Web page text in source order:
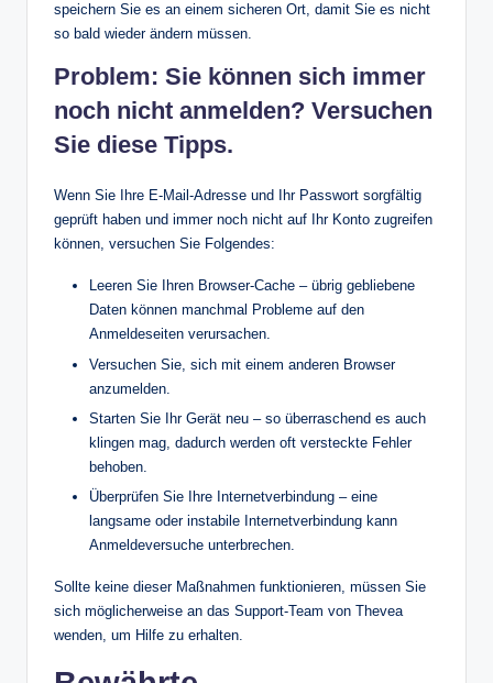
speichern Sie es an einem sicheren Ort, damit Sie es nicht
so bald wieder ändern müssen.
Problem: Sie können sich immer
noch nicht anmelden? Versuchen
Sie diese Tipps.
Wenn Sie Ihre E-Mail-Adresse und Ihr Passwort sorgfältig
geprüft haben und immer noch nicht auf Ihr Konto zugreifen
können, versuchen Sie Folgendes:
Leeren Sie Ihren Browser-Cache – übrig gebliebene
Daten können manchmal Probleme auf den
Anmeldeseiten verursachen.
Versuchen Sie, sich mit einem anderen Browser
anzumelden.
Starten Sie Ihr Gerät neu – so überraschend es auch
klingen mag, dadurch werden oft versteckte Fehler
behoben.
Überprüfen Sie Ihre Internetverbindung – eine
langsame oder instabile Internetverbindung kann
Anmeldeversuche unterbrechen.
Sollte keine dieser Maßnahmen funktionieren, müssen Sie
sich möglicherweise an das Support-Team von Thevea
wenden, um Hilfe zu erhalten.